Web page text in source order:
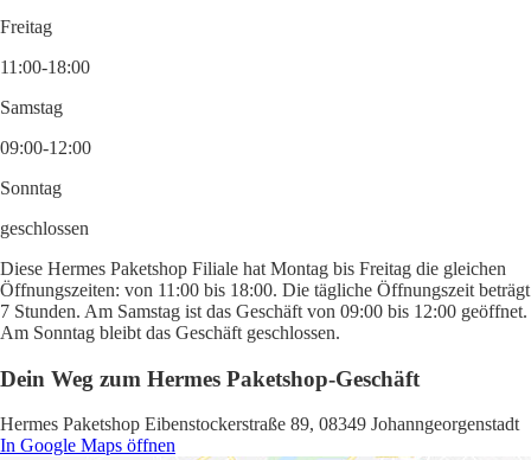
Freitag
11:00-18:00
Samstag
09:00-12:00
Sonntag
geschlossen
Diese Hermes Paketshop Filiale hat Montag bis Freitag die gleichen
Öffnungszeiten: von 11:00 bis 18:00. Die tägliche Öffnungszeit beträgt
7 Stunden. Am Samstag ist das Geschäft von 09:00 bis 12:00 geöffnet.
Am Sonntag bleibt das Geschäft geschlossen.
Dein Weg zum Hermes Paketshop-Geschäft
Hermes Paketshop Eibenstockerstraße 89, 08349 Johanngeorgenstadt
In Google Maps öffnen